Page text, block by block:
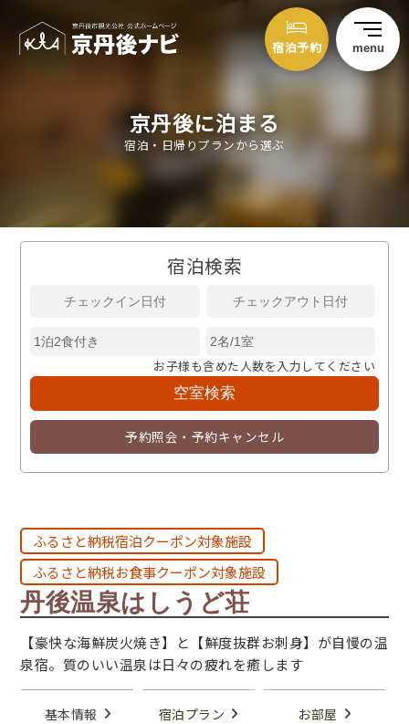
宿泊予約 menu
京丹後に泊まる
宿泊・日帰りプランから選ぶ
宿泊検索
お子様も含めた人数を入力してください
予約照会・予約キャンセル
ふるさと納税宿泊クーポン対象施設
ふるさと納税お食事クーポン対象施設
丹後温泉はしうど荘
【豪快な海鮮炭火焼き】と【鮮度抜群お刺身】が自慢の温
泉宿。質のいい温泉は日々の疲れを癒します
基本情報 宿泊プラン お部屋